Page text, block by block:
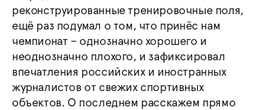
реконструированные тренировочные поля,
ещё раз подумал о том, что принёс нам
чемпионат – однозначно хорошего и
неоднозначно плохого, и зафиксировал
впечатления российских и иностранных
журналистов от свежих спортивных
объектов. О последнем расскажем прямо